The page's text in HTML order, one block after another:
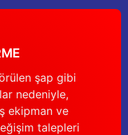
şap gibi
nedeniyle,
ekipman ve
talepleri